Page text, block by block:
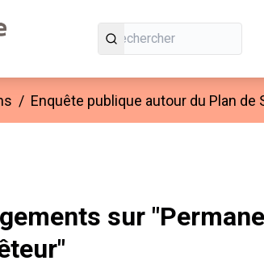
/ Enquête publique autour du Plan de
sur